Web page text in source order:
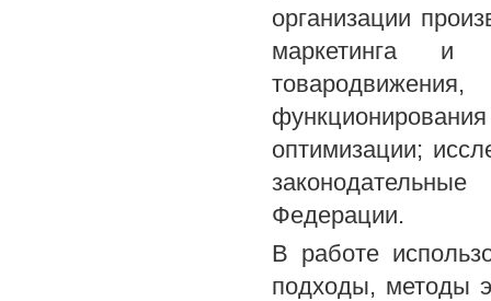
организации
маркетинга и
оптимизации;
Федерации.
В работе
подходы, методы